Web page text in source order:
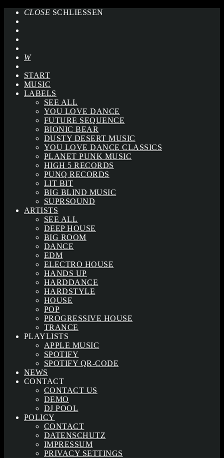
CLOSE SCHLIESSEN
START
MUSIC
LABELS
SEE ALL
YOU LOVE DANCE
FUTURE SEQUENCE
BIONIC BEAR
DUSTY DESERT MUSIC
YOU LOVE DANCE CLASSICS
PLANET PUNK MUSIC
HIGH 5 RECORDS
PUNQ RECORDS
LIT BIT
BIG BLIND MUSIC
SUPRSOUND
ARTISTS
SEE ALL
DEEP HOUSE
BIG ROOM
DANCE
EDM
ELECTRO HOUSE
HANDS UP
HARDDANCE
HARDSTYLE
HOUSE
POP
PROGRESSIVE HOUSE
TRANCE
PLAYLISTS
APPLE MUSIC
SPOTIFY
SPOTIFY QR-CODE
NEWS
CONTACT
CONTACT US
DEMO
DJ POOL
POLICY
CONTACT
DATENSCHUTZ
IMPRESSUM
PRIVACY SETTINGS